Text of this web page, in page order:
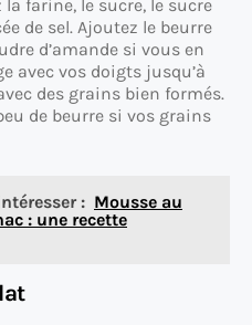
farine, le sucre, le sucre
de sel. Ajoutez le beurre
d’amande si vous en
avec vos doigts jusqu’à
des grains bien formés.
de beurre si vos grains
: Mousse au
: une recette